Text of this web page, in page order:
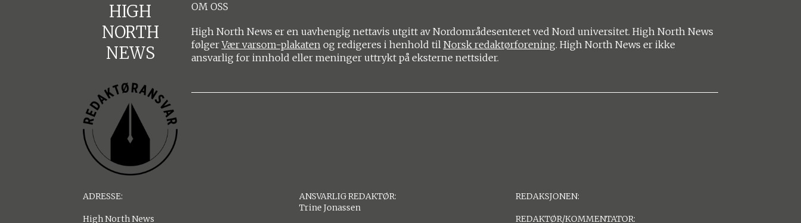
HIGH
NORTH
NEWS
OM OSS
High North News er en uavhengig nettavis utgitt av Nordområdesenteret ved Nord universitet. High North News
følgerVær varsom-plakaten og redigeres i henhold til Norsk redaktørforening. High North News er ikke
ansvarlig for innhold eller meninger uttrykt på eksterne nettsider.
ADRESSE:
High North News
ANSVARLIG REDAKTØR:
Trine Jonassen
REDAKSJONEN:
REDAKTØR/KOMMENTATOR: